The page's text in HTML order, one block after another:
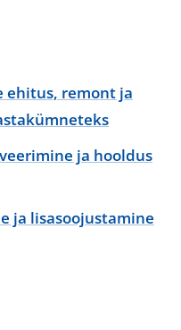
ehitus, remont ja
ja hooldus
ja lisasoojustamine